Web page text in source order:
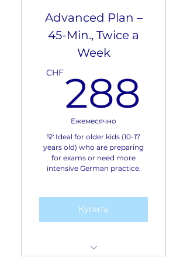
Number of lessons per
month: 4 lessons
Number of students:
Format: Lessons are
conducted via Zoom
36 CHF per session (45
minutes)
Advanced Plan –
45-Min., Twice a
Week
CHF288
Ежемесячно
💡 Ideal for older kids (10-17
years old) who are preparing
for exams or need more
intensive German practice.
Купить